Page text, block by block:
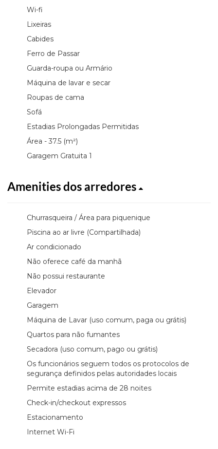
Wi-fi
Lixeiras
Cabides
Ferro de Passar
Guarda-roupa ou Armário
Máquina de lavar e secar
Roupas de cama
Sofá
Estadias Prolongadas Permitidas
Área - 37.5 (m²)
Garagem Gratuita 1
Amenities dos arredores
Churrasqueira / Área para piquenique
Piscina ao ar livre (Compartilhada)
Ar condicionado
Não oferece café da manhã
Não possui restaurante
Elevador
Garagem
Máquina de Lavar (uso comum, paga ou grátis)
Quartos para não fumantes
Secadora (uso comum, pago ou grátis)
Os funcionários seguem todos os protocolos de
segurança definidos pelas autoridades locais
Permite estadias acima de 28 noites
Check-in/checkout expressos
Estacionamento
Internet Wi-Fi